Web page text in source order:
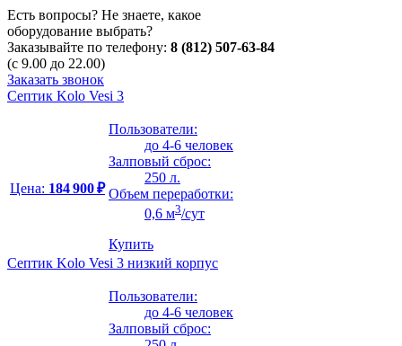
Есть вопросы? Не знаете, какое
оборудование выбрать?
Заказывайте по телефону: 8 (812) 507-63-84
(с 9.00 до 22.00)
Заказать звонок
Септик Kolo Vesi 3
Цена: 184 900 ₽
Пользователи:
до 4-6 человек
Залповый сброс:
250 л.
Объем переработки:
0,6 м3/сут
Купить
Септик Kolo Vesi 3 низкий корпус
Пользователи:
до 4-6 человек
Залповый сброс: